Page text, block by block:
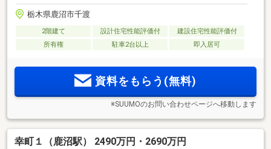
栃木県鹿沼市千渡
2階建て 設計住宅性能評価付
建設住宅性能評価付
所有権
駐車2台以上 即入居可
資料をもらう(無料)
※SUUMOのお問い合わせページへ移動します
幸町１（鹿沼駅） 2490万円・2690万円